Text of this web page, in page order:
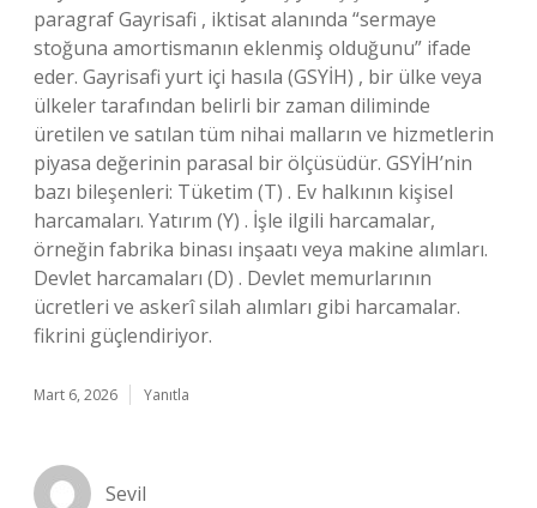
paragraf Gayrisafi , iktisat alanında “sermaye
stoğuna amortismanın eklenmiş olduğunu” ifade
eder. Gayrisafi yurt içi hasıla (GSYİH) , bir ülke veya
ülkeler tarafından belirli bir zaman diliminde
üretilen ve satılan tüm nihai malların ve hizmetlerin
piyasa değerinin parasal bir ölçüsüdür. GSYİH’nin
bazı bileşenleri: Tüketim (T) . Ev halkının kişisel
harcamaları. Yatırım (Y) . İşle ilgili harcamalar,
örneğin fabrika binası inşaatı veya makine alımları.
Devlet harcamaları (D) . Devlet memurlarının
ücretleri ve askerî silah alımları gibi harcamalar.
fikrini güçlendiriyor.
Mart 6, 2026 Yanıtla
Sevil